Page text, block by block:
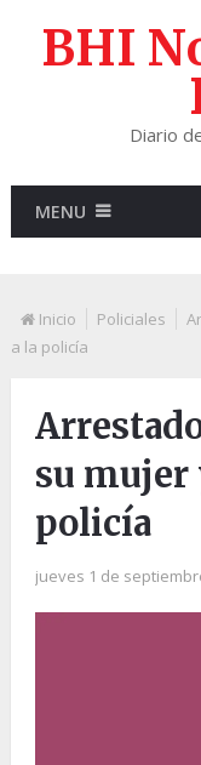
BHI
Diario
MENU
Inicio Policiales
a la policía
su mujer
policía
jueves 1 de